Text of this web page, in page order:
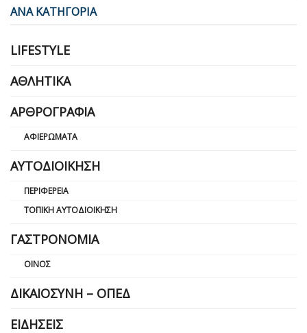
ΑΝΑ ΚΑΤΗΓΟΡΙΑ
LIFESTYLE
ΑΘΛΗΤΙΚΆ
ΑΡΘΡΟΓΡΑΦΊΑ
ΑΦΙΕΡΏΜΑΤΑ
ΑΥΤΟΔΙΟΊΚΗΣΗ
ΠΕΡΙΦΈΡΕΙΑ
ΤΟΠΙΚΉ ΑΥΤΟΔΙΟΊΚΗΣΗ
ΓΑΣΤΡΟΝΟΜΊΑ
ΟΊΝΟΣ
ΔΙΚΑΙΟΣΎΝΗ – ΟΠΕΔ
ΕΙΔΉΣΕΙΣ